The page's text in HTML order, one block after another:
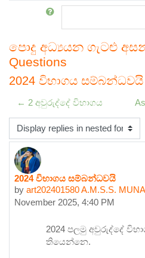
Search
පොදු අධ්‍යයන ගැටළු
Questions
2024 විභාගය සම්බන්ධවයි
← 2 අවුරුද්දේ විභාගය
Display mode
2024 විභාගය සම්බන්ධවයි
by art202401580 A.M.S.S.
November 2025, 4:40 PM
Number of replies: 0
2024 පලමු අවුරුද්දේ
තියෙන්නෙ.